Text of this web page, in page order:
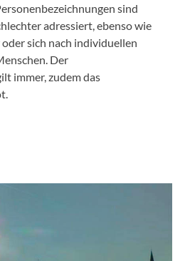
sind
adressiert, ebenso wie
sich nach individuellen
Der
immer, zudem das